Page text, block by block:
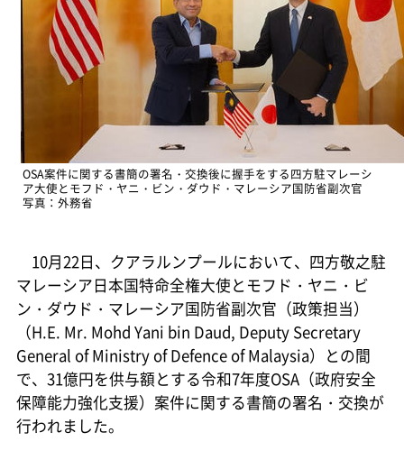
OSA案件に関する書簡の署名・交換後に握手をする四方駐マレーシ
ア大使とモフド・ヤニ・ビン・ダウド・マレーシア国防省副次官
写真：外務省
10月22日、クアラルンプールにおいて、四方敬之駐
マレーシア日本国特命全権大使とモフド・ヤニ・ビ
ン・ダウド・マレーシア国防省副次官（政策担当）
（H.E. Mr. Mohd Yani bin Daud, Deputy Secretary
General of Ministry of Defence of Malaysia）との間
で、31億円を供与額とする令和7年度OSA（政府安全
保障能力強化支援）案件に関する書簡の署名・交換が
行われました。